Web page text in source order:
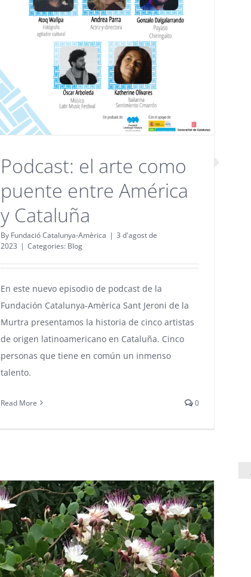
Podcast: el arte como
puente entre América
y Cataluña
By Fundació Catalunya-Amèrica | 3 d'agost de
2023 | Categories: Blog
En este nuevo episodio de podcast de la
Fundación Catalunya-Amèrica Sant Jeroni de la
Murtra presentamos la historia de cinco artistas
de origen latinoamericano en Cataluña. Cinco
personas que tiene en común un inmenso
talento.
Read More 0